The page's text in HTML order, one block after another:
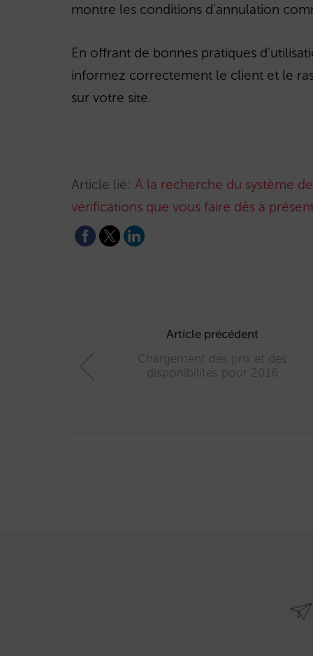
montre les conditions d’annulation
En offrant de bonnes pratiques
informez correctement le client et le
sur votre site.
Article lié: A la recherche du système
vérifications que vous faire dès à
Article précédent
Chargement des prix et des
disponibilités pour 2016